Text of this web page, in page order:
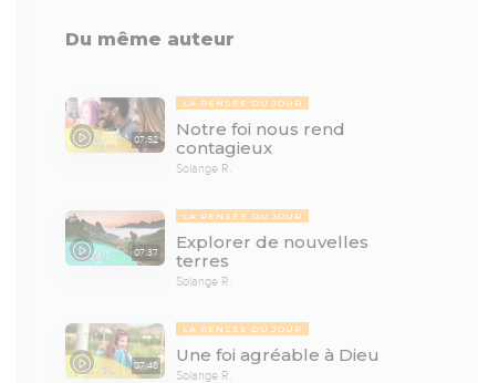
Du même auteur
07:52
LA PENSÉE DU JOUR
Notre foi nous rend
contagieux
Solange R.
07:37
LA PENSÉE DU JOUR
Explorer de nouvelles
terres
Solange R.
07:48
LA PENSÉE DU JOUR
Une foi agréable à Dieu
Solange R.